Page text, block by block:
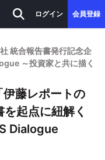
ログイン 会員登録
統合報告書発行記念企
～投資家と共に描く
伊藤レポートの
起点に紐解く
Dialogue